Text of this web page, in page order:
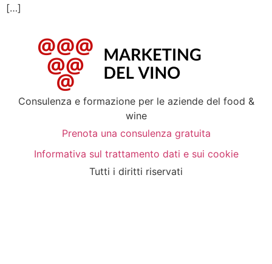
[…]
Consulenza e formazione per le aziende del food &
wine
Prenota una consulenza gratuita
Informativa sul trattamento dati e sui cookie
Tutti i diritti riservati